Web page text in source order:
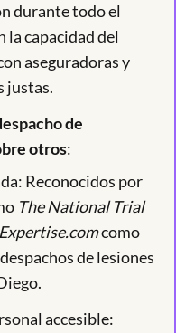
durante todo el
la capacidad del
aseguradoras y
justas.
de
otros:
Reconocidos por
The National Trial
Expertise.comcomo
de lesiones
accesible: